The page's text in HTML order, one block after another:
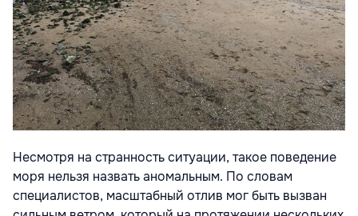
Несмотря на странность ситуации, такое поведение
моря нельзя назвать аномальным. По словам
специалистов, масштабный отлив мог быть вызван